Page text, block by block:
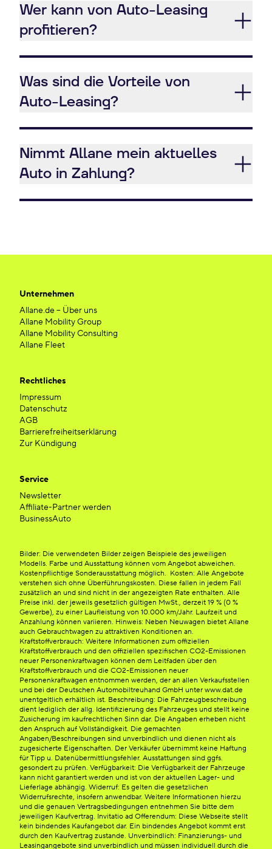
Wer kann von Auto-Leasing
profitieren?
Was sind die Vorteile von
Auto-Leasing?
Nimmt Allane mein aktuelles
Auto in Zahlung?
Unternehmen
Allane.de – Über uns
Allane Mobility Group
Allane Mobility Consulting
Allane Fleet
Rechtliches
Impressum
Datenschutz
AGB
Barrierefreiheitserklärung
Zur Kündigung
Service
Newsletter
Affiliate-Partner werden
BusinessAuto
Bilder: Die verwendeten Bilder zeigen Beispiele des jeweiligen
Modells. Farbe und Ausstattung können vom Angebot abweichen.
Kostenpflichtige Sonderausstattung möglich. Kosten: Alle Angebote
verstehen sich ohne Überführungskosten. Diese fallen in jedem Fall
zusätzlich an und sind nicht in der angezeigten Rate enthalten. Alle
Preise inkl. der jeweils gesetzlich gültigen MwSt., derzeit 19 % (0 %
Gewerbe), zu einer Laufleistung von 10.000 km/Jahr. Laufzeit und
Anzahlung können variieren. Hinweis: Neben Neuwagen bietet Allane
auch Gebrauchtwagen zu attraktiven Konditionen an.
Kraftstoffverbrauch: Weitere Informationen zum offiziellen
Kraftstoffverbrauch und den offiziellen spezifischen CO2-Emissionen
neuer Personenkraftwagen können dem Leitfaden über den
Kraftstoffverbrauch und die CO2-Emissionen neuer
Personenkraftwagen entnommen werden, der an allen Verkaufsstellen
und bei der Deutschen Automobiltreuhand GmbH unter www.dat.de
unentgeltlich erhältlich ist. Beschreibung: Die Fahrzeugbeschreibung
dient lediglich der allg. Identifizierung des Fahrzeuges und stellt keine
Zusicherung im kaufrechtlichen Sinn dar. Die Angaben erheben nicht
den Anspruch auf Vollständigkeit. Die gemachten
Angaben/Beschreibungen sind unverbindlich und dienen nicht als
zugesicherte Eigenschaften. Der Verkäufer übernimmt keine Haftung
für Tipp u. Datenübermittlungsfehler. Ausstattungen sind ggfs.
gesondert zu prüfen. Verfügbarkeit: Die Verfügbarkeit der Fahrzeuge
kann nicht garantiert werden und ist von der aktuellen Lager- und
Lieferlage abhängig. Widerruf: Es gelten die gesetzlichen
Widerrufsrechte, insofern anwendbar. Weitere Informationen hierzu
und die genauen Vertragsbedingungen entnehmen Sie bitte dem
jeweiligen Kaufvertrag. Invitatio ad Offerendum: Diese Webseite stellt
kein bindendes Kaufangebot dar. Ein bindendes Angebot kommt erst
durch den Kaufvertrag zustande. Unverbindlich: Finanzierungs- und
Leasingangebote sind unverbindlich und müssen individuell durch die